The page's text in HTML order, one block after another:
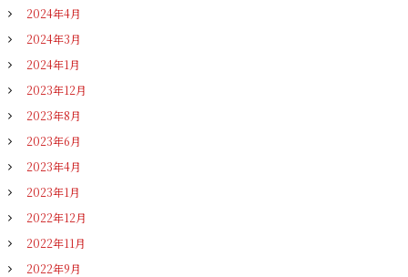
2024年4月
2024年3月
2024年1月
2023年12月
2023年8月
2023年6月
2023年4月
2023年1月
2022年12月
2022年11月
2022年9月